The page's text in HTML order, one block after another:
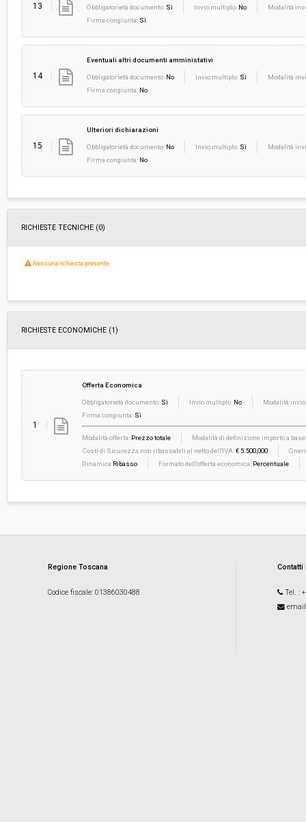
13 Obbligatorietà documento: Sì Invio multiplo: No
Modalità
Firma congiunta: Sì
14
Eventuali altri documenti amministativi
Obbligatorietà documento: No Invio multiplo: Sì
Modalità
Firma congiunta: No
15
Ulteriori dichiarazioni
Obbligatorietà documento: No Invio multiplo: Sì
Modalità
Firma congiunta: No
RICHIESTE TECNICHE (0)
Nessuna richiesta presente
RICHIESTE ECONOMICHE (1)
1
Offerta Economica
Obbligatorietà documento: Sì Invio multiplo: No
Modalità
Firma congiunta: Sì
Modalità offerta: Prezzo totale
Modalità di definizione importo a base
Costi di Sicurezza non ribassabili al netto dell'IVA:€ 5.500,000
Dinamica Ribasso Formato dell'offerta economica: Percentuale
Regione Toscana
Codice fiscale: 01386030488 Tel. :
email